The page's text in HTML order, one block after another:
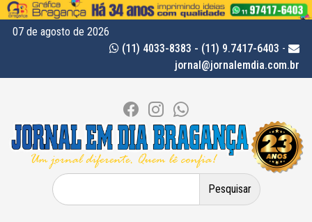
07 de agosto de 2026
(11) 4033-8383 - (11) 9.7417-6403 -
jornal@jornalemdia.com.br
Pesquisar
por: